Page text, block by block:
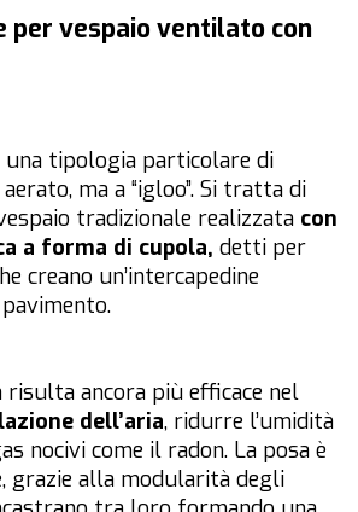
per vespaio ventilato con
tipologia particolare di
ma a “igloo”. Si tratta di
tradizionale realizzata con
a forma di cupola, detti per
creano un’intercapedine
ancora più efficace nel
dell’aria, ridurre l’umidità
nocivi come il radon. La posa è
grazie alla modularità degli